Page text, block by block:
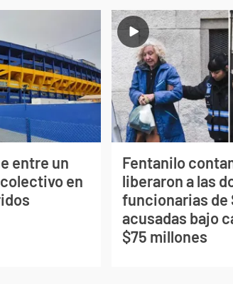
entre un
en
Fentanilo
liberaron a las
funcionarias de
acusadas bajo
$75 millones